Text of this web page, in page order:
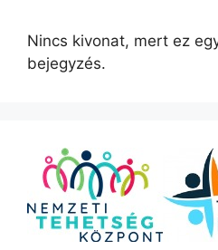
Nincs kivonat, mert ez
bejegyzés.